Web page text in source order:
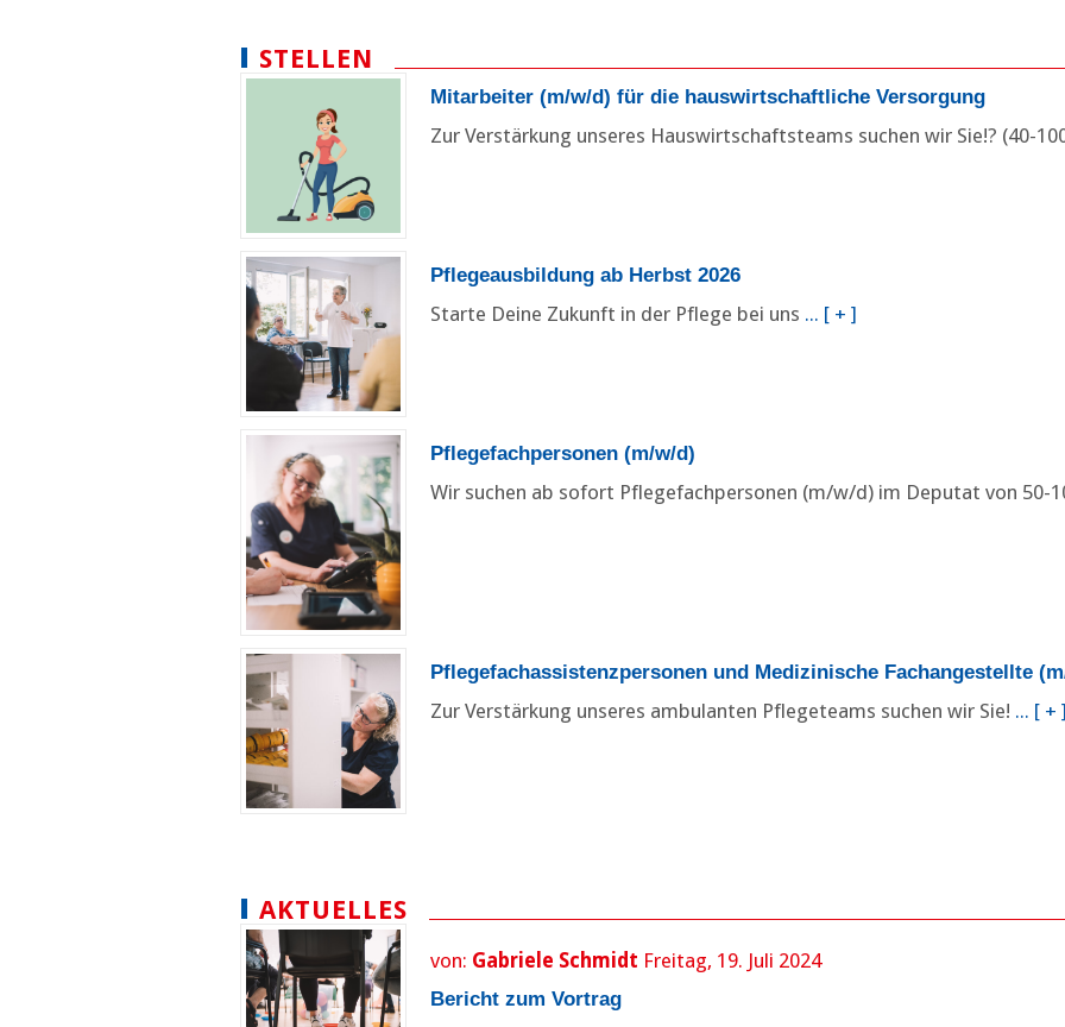
STELLEN
Mitarbeiter (m/w/d) für die hauswirtschaftliche Versorgung
Zur Verstärkung unseres Hauswirtschaftsteams suchen wir Sie!? (40-
Pflegeausbildung ab Herbst 2026
Starte Deine Zukunft in der Pflege bei uns [ + ]
Pflegefachpersonen (m/w/d)
Wir suchen ab sofort Pflegefachpersonen (m/w/d) im Deputat von 50-
Pflegefachassistenzpersonen und Medizinische Fachangestellte
Zur Verstärkung unseres ambulanten Pflegeteams suchen wir Sie! [ + ]
AKTUELLES
von: Gabriele Schmidt Posted
Freitag, 19. Juli 2024Freitag,
Bericht zum Vortrag